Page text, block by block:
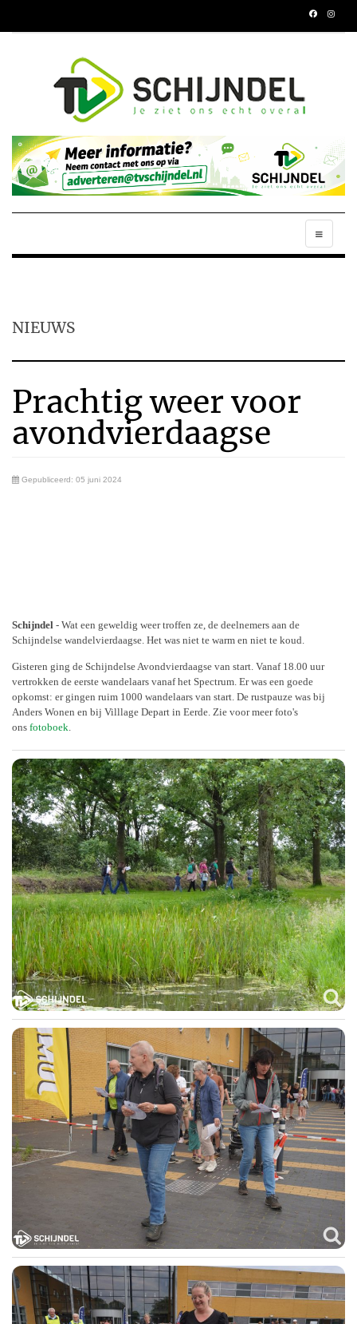
NIEUWS
Prachtig weer voor
avondvierdaagse
Gepubliceerd: 05 juni 2024
Schijndel - Wat een geweldig weer troffen ze, de deelnemers aan de
Schijndelse wandelvierdaagse. Het was niet te warm en niet te koud.
Gisteren ging de Schijndelse Avondvierdaagse van start. Vanaf 18.00 uur
vertrokken de eerste wandelaars vanaf het Spectrum. Er was een goede
opkomst: er gingen ruim 1000 wandelaars van start. De rustpauze was bij
Anders Wonen en bij Villlage Depart in Eerde. Zie voor meer foto's
ons fotoboek